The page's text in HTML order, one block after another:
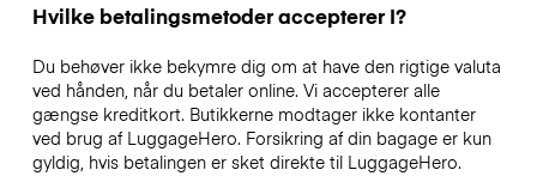
Hvilke betalingsmetoder accepterer I?
Du behøver ikke bekymre dig om at have den rigtige valuta
ved hånden, når du betaler online. Vi accepterer alle
gængse kreditkort. Butikkerne modtager ikke kontanter
ved brug af LuggageHero. Forsikring af din bagage er kun
gyldig, hvis betalingen er sket direkte til LuggageHero.